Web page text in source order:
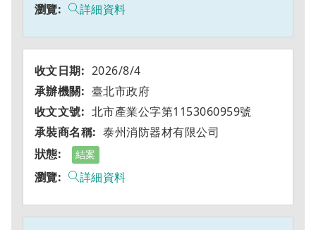
詳細資料
2026/8/4
臺北市政府
北市產業公字第1153060959號
泰州消防器材有限公司
結案
詳細資料